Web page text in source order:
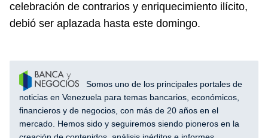
celebración de contrarios y enriquecimiento ilícito,
debió ser aplazada hasta este domingo.
Somos uno de los principales portales de
noticias en Venezuela para temas bancarios, económicos,
financieros y de negocios, con más de 20 años en el
mercado. Hemos sido y seguiremos siendo pioneros en la